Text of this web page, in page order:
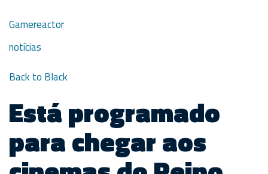
Gamereactor
notícias
Back to Black
Está programado
para chegar aos